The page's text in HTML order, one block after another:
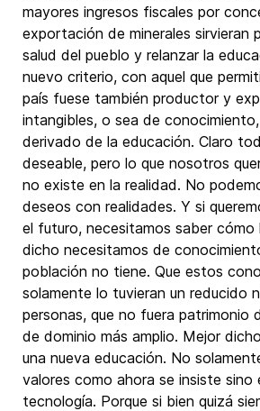
mayores ingresos fiscales por
exportación de minerales sirvieran
salud del pueblo y relanzar la
nuevo criterio, con aquel que
país fuese también productor y
intangibles, o sea de
derivado de la educación. Claro
deseable, pero lo que nosotros
no existe en la realidad. No
deseos con realidades. Y si
el futuro, necesitamos saber cómo
dicho necesitamos de
población no tiene. Que estos
solamente lo tuvieran un reducido
personas, que no fuera patrimonio
de dominio más amplio. Mejor
una nueva educación. No
valores como ahora se insiste sino
tecnología. Porque si bien quizá